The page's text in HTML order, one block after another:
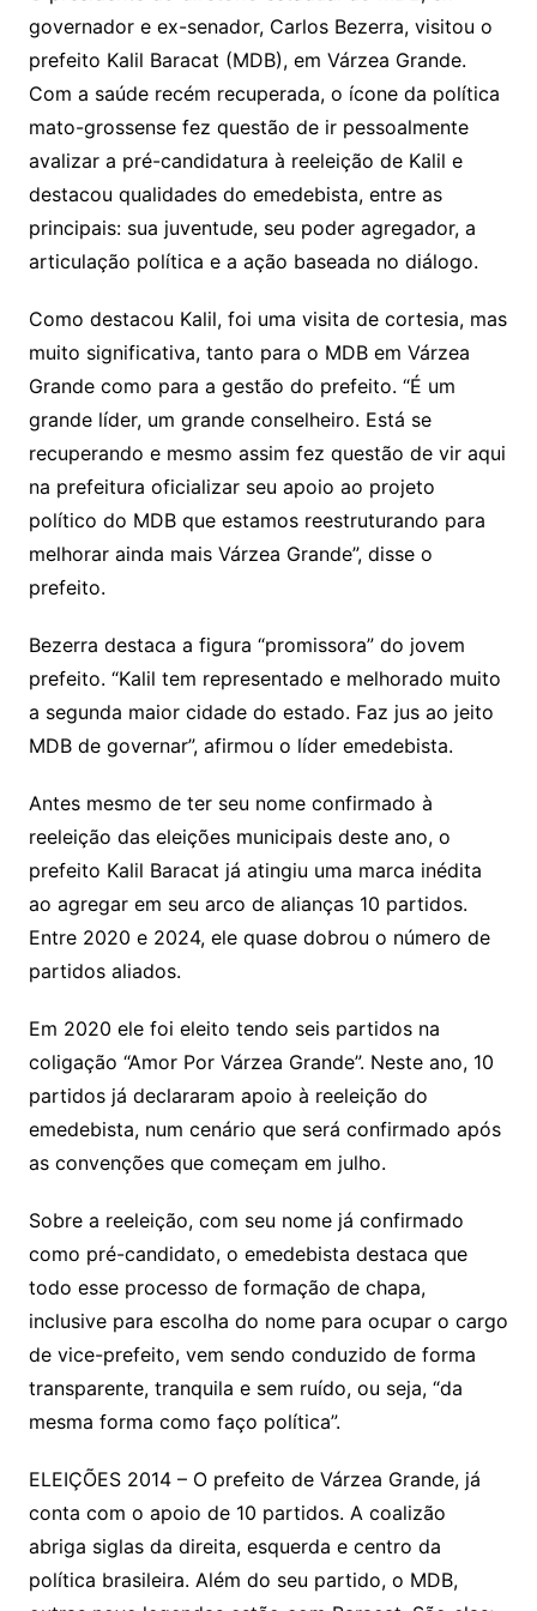
Li
n
k
A
p
p
a
m
dI
n
e
Cl
a
s
o
o
m
s
a
g
e
o
k.
c
o
m
p
e
o
o
M
ai
l
a
d
s
l
e
governador e ex-senador, Carlos Bezerra, visitou o
prefeito Kalil Baracat (MDB), em Várzea Grande.
Com a saúde recém recuperada, o ícone da política
mato-grossense fez questão de ir pessoalmente
avalizar a pré-candidatura à reeleição de Kalil e
destacou qualidades do emedebista, entre as
principais: sua juventude, seu poder agregador, a
articulação política e a ação baseada no diálogo.
Como destacou Kalil, foi uma visita de cortesia, mas
muito significativa, tanto para o MDB em Várzea
Grande como para a gestão do prefeito. “É um
grande líder, um grande conselheiro. Está se
recuperando e mesmo assim fez questão de vir aqui
na prefeitura oficializar seu apoio ao projeto
político do MDB que estamos reestruturando para
melhorar ainda mais Várzea Grande”, disse o
prefeito.
Bezerra destaca a figura “promissora” do jovem
prefeito. “Kalil tem representado e melhorado muito
a segunda maior cidade do estado. Faz jus ao jeito
MDB de governar”, afirmou o líder emedebista.
Antes mesmo de ter seu nome confirmado à
reeleição das eleições municipais deste ano, o
prefeito Kalil Baracat já atingiu uma marca inédita
ao agregar em seu arco de alianças 10 partidos.
Entre 2020 e 2024, ele quase dobrou o número de
partidos aliados.
Em 2020 ele foi eleito tendo seis partidos na
coligação “Amor Por Várzea Grande”. Neste ano, 10
partidos já declararam apoio à reeleição do
emedebista, num cenário que será confirmado após
as convenções que começam em julho.
Sobre a reeleição, com seu nome já confirmado
como pré-candidato, o emedebista destaca que
todo esse processo de formação de chapa,
inclusive para escolha do nome para ocupar o cargo
de vice-prefeito, vem sendo conduzido de forma
transparente, tranquila e sem ruído, ou seja, “da
mesma forma como faço política”.
ELEIÇÕES 2014 – O prefeito de Várzea Grande, já
conta com o apoio de 10 partidos. A coalizão
abriga siglas da direita, esquerda e centro da
política brasileira. Além do seu partido, o MDB,